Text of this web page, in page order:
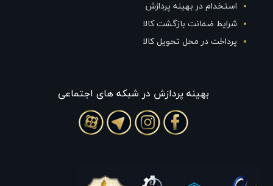
استخدام در بهینه پردازش
شرایط ضمانت بازگشت کالا
پرداخت در محل تحویل کالا
بهينه پردازش در شبکه های اجتماعی